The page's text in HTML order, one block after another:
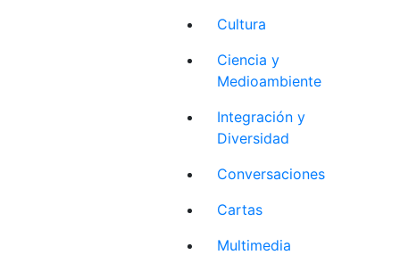
Cultura
Ciencia y
Medioambiente
Integración y
Diversidad
Conversaciones
Cartas
Multimedia